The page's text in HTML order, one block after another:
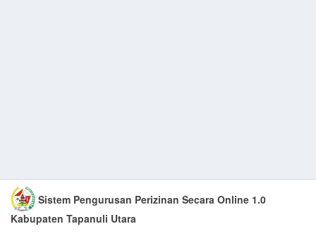
Sistem Pengurusan Perizinan Secara Online 1.0
Kabupaten Tapanuli Utara